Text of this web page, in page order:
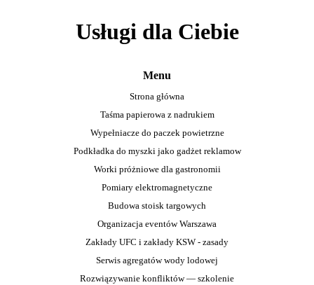
Usługi dla Ciebie
Menu
Strona główna
Taśma papierowa z nadrukiem
Wypełniacze do paczek powietrzne
Podkładka do myszki jako gadżet reklamow
Worki próżniowe dla gastronomii
Pomiary elektromagnetyczne
Budowa stoisk targowych
Organizacja eventów Warszawa
Zakłady UFC i zakłady KSW - zasady
Serwis agregatów wody lodowej
Rozwiązywanie konfliktów — szkolenie